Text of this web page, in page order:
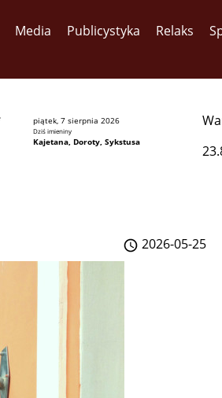
Media Publicystyka Relaks
piątek, 7 sierpnia 2026
Dziś imieniny
Kajetana, Doroty, Sykstusa
2026-05-25